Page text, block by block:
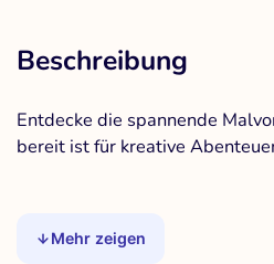
Beschreibung
Entdecke die spannende
bereit ist für kreative
Mehr zeigen